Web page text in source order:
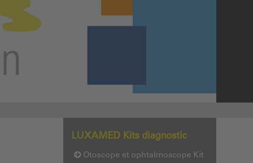
LUXAMED Kits diagnostic
Otoscope et ophtalmoscope Kit